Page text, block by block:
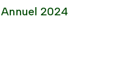
2024